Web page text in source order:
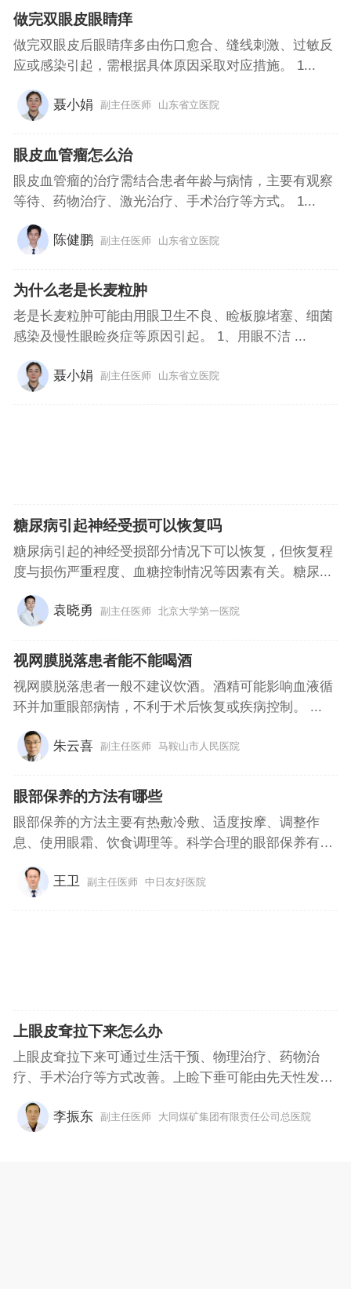
做完双眼皮眼睛痒
做完双眼皮后眼睛痒多由伤口愈合、缝线刺激、过敏反
应或感染引起，需根据具体原因采取对应措施。 1...
聂小娟 副主任医师 山东省立医院
眼皮血管瘤怎么治
眼皮血管瘤的治疗需结合患者年龄与病情，主要有观察
等待、药物治疗、激光治疗、手术治疗等方式。 1...
陈健鹏 副主任医师 山东省立医院
为什么老是长麦粒肿
老是长麦粒肿可能由用眼卫生不良、睑板腺堵塞、细菌
感染及慢性眼睑炎症等原因引起。 1、用眼不洁 ...
聂小娟 副主任医师 山东省立医院
糖尿病引起神经受损可以恢复吗
糖尿病引起的神经受损部分情况下可以恢复，但恢复程
度与损伤严重程度、血糖控制情况等因素有关。糖尿...
袁晓勇 副主任医师 北京大学第一医院
视网膜脱落患者能不能喝酒
视网膜脱落患者一般不建议饮酒。酒精可能影响血液循
环并加重眼部病情，不利于术后恢复或疾病控制。 ...
朱云喜 副主任医师 马鞍山市人民医院
眼部保养的方法有哪些
眼部保养的方法主要有热敷冷敷、适度按摩、调整作
息、使用眼霜、饮食调理等。科学合理的眼部保养有
王卫
副主任医师 中日友好医院
上眼皮耷拉下来怎么办
上眼皮耷拉下来可通过生活干预、物理治疗、药物治
疗、手术治疗等方式改善。上睑下垂可能由先天性发
育...
李振东
副主任医师 大同煤矿集团有限责任公司总医院